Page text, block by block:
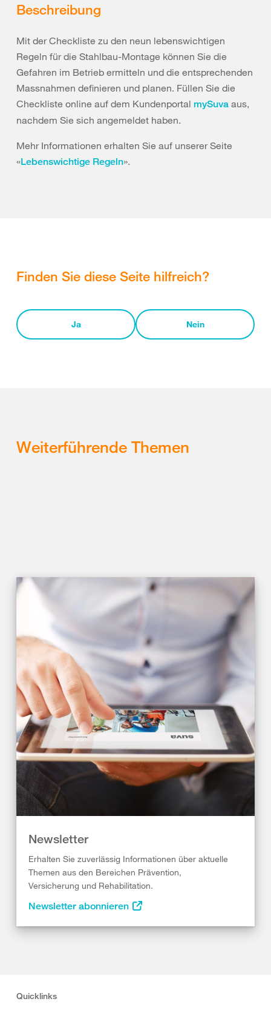
Beschreibung
Mit der Checkliste zu den neun lebenswichtigen
Regeln für die Stahlbau-Montage können Sie die
Gefahren im Betrieb ermitteln und die entsprechenden
Massnahmen definieren und planen. Füllen Sie die
Checkliste online auf dem Kundenportal mySuva aus,
nachdem Sie sich angemeldet haben.
Mehr Informationen erhalten Sie auf unserer Seite
«Lebenswichtige Regeln».
Finden Sie diese Seite hilfreich?
Ja Nein
Weiterführende Themen
Newsletter
Erhalten Sie zuverlässig Informationen über aktuelle
Themen aus den Bereichen Prävention,
Versicherung und Rehabilitation.
Newsletter abonnieren
Quicklinks